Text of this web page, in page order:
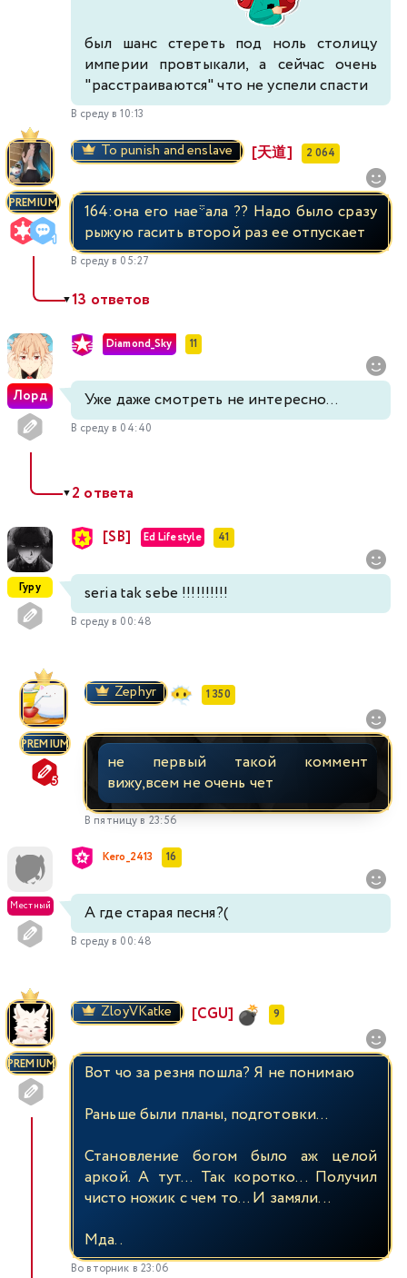
был шанс стереть под ноль столицу
империи провтыкали, а сейчас очень
"расстраиваются" что не успели спасти
В среду в 10:13
PREMIUM
To punish and enslave [天道] 2 064
164:она его нае*ала ?? Надо было сразу
рыжую гасить второй раз ее отпускает
В среду в 05:27
▼13 ответов
Лорд
Diamond_Sky 11
Уже даже смотреть не интересно...
В среду в 04:40
▼2 ответа
Гуру
[SB] Ed Lifestyle 41
seria tak sebe !!!!!!!!!!
В среду в 00:48
PREMIUM
Zephyr 1 350
не первый такой коммент
вижу,всем не очень чет
В пятницу в 23:56
Местный
Kero_2413 16
А где старая песня?(
В среду в 00:48
PREMIUM
ZloyVKatke [CGU] 9
Вот чо за резня пошла? Я не понимаю
Раньше были планы, подготовки...
Становление богом было аж целой
аркой. А тут... Так коротко... Получил
чисто ножик с чем то... И замяли...
Мда..
Во вторник в 23:06